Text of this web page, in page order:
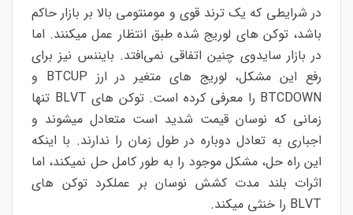
در شرایطی که یک ترند قوی و مومنتومی بالا بر بازار حاکم
باشد، توکن های لوریج شده طبق انتظار عمل میکنند. اما
در بازار سایدوی چنین اتفاقی نمی‌افتد. بایننس نیز برای
رفع این مشکل، لوریج های متغیر در ارز BTCUP و
BTCDOWN را معرفی کرده است. توکن های BLVT تنها
زمانی که نوسان قیمت شدید است متعادل میشوند و
اجباری به تعادل دوباره در طول زمان را ندارند. با اینکه
این راه حل، مشکل موجود را به طور کامل حل نمیکند، اما
اثرات بلند مدت کشش نوسان بر عملکرد توکن های
BLVT را خنثی میکند.